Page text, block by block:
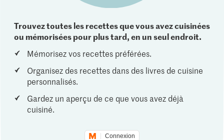
Trouvez toutes les recettes que vous avez cuisinées
ou mémorisées pour plus tard, en un seul endroit.
Mémorisez vos recettes préférées.
Organisez des recettes dans des livres de cuisine
personnalisés.
Gardez un aperçu de ce que vous avez déjà
cuisiné.
Connexion